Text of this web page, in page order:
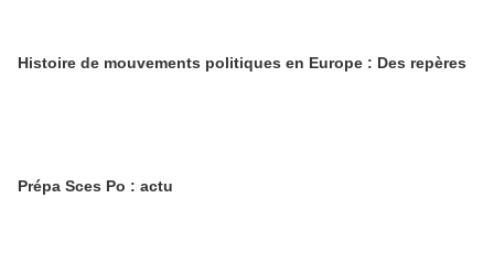
Histoire de mouvements politiques en Europe : Des repères
Prépa Sces Po : actu